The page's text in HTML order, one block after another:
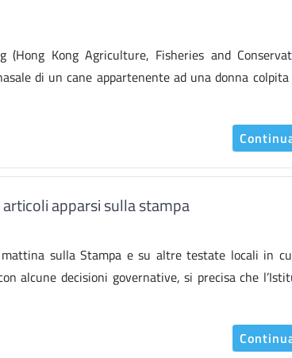
Kong Agriculture, Fisheries and
di un cane appartenente ad una donna colpita
apparsi sulla stampa
mattina sulla Stampa e su altre testate locali in
alcune decisioni governative, si precisa che